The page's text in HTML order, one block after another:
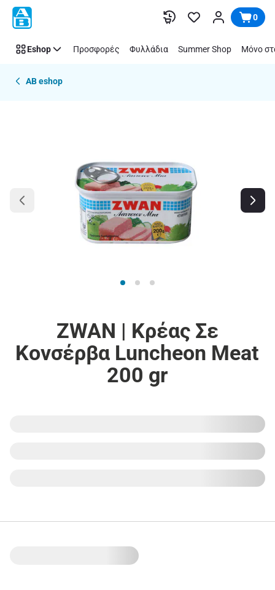
Παράλειψη 0
Eshop Προσφορές Φυλλάδια Summer Shop Μόνο
AB eshop
ZWAN | Κρέας Σε
Κονσέρβα Luncheon Meat
200 gr